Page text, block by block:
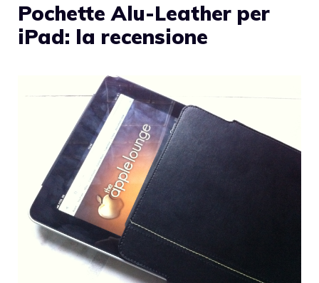
Pochette Alu-Leather per
iPad: la recensione